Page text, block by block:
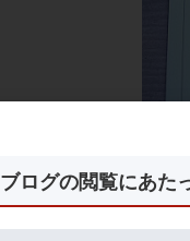
ブログの閲覧にあた